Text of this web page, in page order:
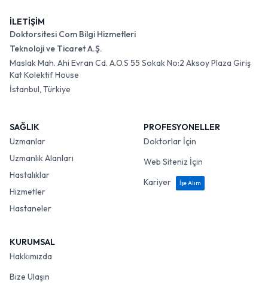
İLETİŞİM
Doktorsitesi Com Bilgi Hizmetleri
Teknoloji ve Ticaret A.Ş.
Maslak Mah. Ahi Evran Cd. A.O.S 55 Sokak No:2 Aksoy Plaza Giriş
Kat Kolektif House
İstanbul, Türkiye
SAĞLIK
Uzmanlar
Uzmanlık Alanları
Hastalıklar
Hizmetler
Hastaneler
PROFESYONELLER
Doktorlar İçin
Web Siteniz İçin
Kariyer
İşe Alım
KURUMSAL
Hakkımızda
Bize Ulaşın